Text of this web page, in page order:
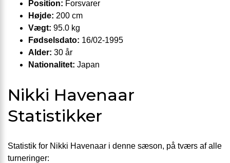
Position: Forsvarer
Højde: 200 cm
Vægt: 95.0 kg
Fødselsdato: 16/02-1995
Alder: 30 år
Nationalitet: Japan
Nikki Havenaar
Statistikker
Statistik for Nikki Havenaar i denne sæson, på tværs af alle
turneringer: